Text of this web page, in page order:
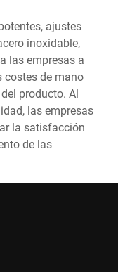
ajustes
inoxidable,
las empresas a
costes de mano
producto. Al
las empresas
la satisfacción
de las